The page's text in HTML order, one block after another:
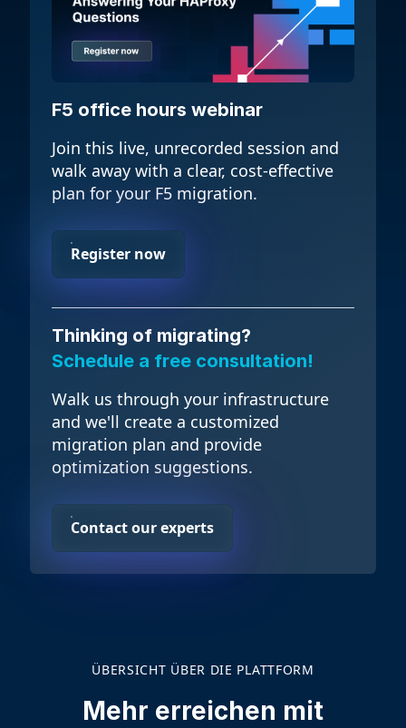
F5 office hours webinar
Join this live, unrecorded session and
walk away with a clear, cost-effective
plan for your F5 migration.
Register now
Thinking of migrating?
Schedule a free consultation!
Walk us through your infrastructure
and we'll create a customized
migration plan and provide
optimization suggestions.
Contact our experts
ÜBERSICHT ÜBER DIE PLATTFORM
Mehr erreichen mit